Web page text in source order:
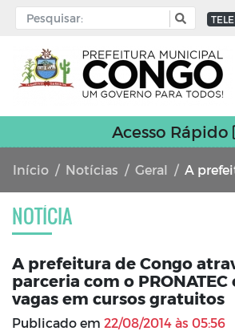
Acesso Rápido
Início Notícias Geral A prefeitura de Congo através de
NOTÍCIA
A prefeitura de Congo
parceria com o PRONATEC
vagas em cursos gratuitos
Publicado em 22/08/2014 às 05:56